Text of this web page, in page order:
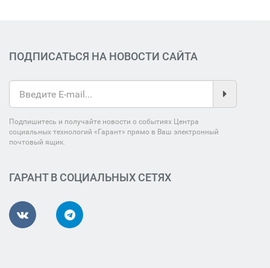
ПОДПИСАТЬСЯ НА НОВОСТИ САЙТА
Подпишитесь и получайте новости о событиях Центра
социальных технологий «Гарант» прямо в Ваш электронный
почтовый ящик.
ГАРАНТ В СОЦИАЛЬНЫХ СЕТЯХ